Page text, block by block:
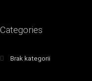
Categories
Brak kategorii